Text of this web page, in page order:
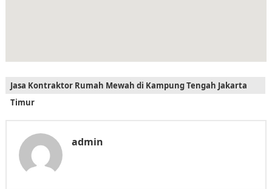
Jasa Kontraktor Rumah Mewah di Kampung Tengah Jakarta
Timur
admin